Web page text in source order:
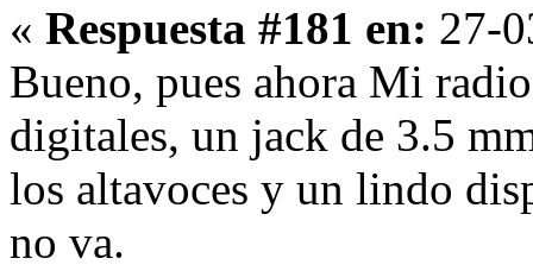
« Respuesta #181 en: 27-
Bueno, pues ahora Mi
digitales, un jack de 3.5
los altavoces y un lindo
no va.